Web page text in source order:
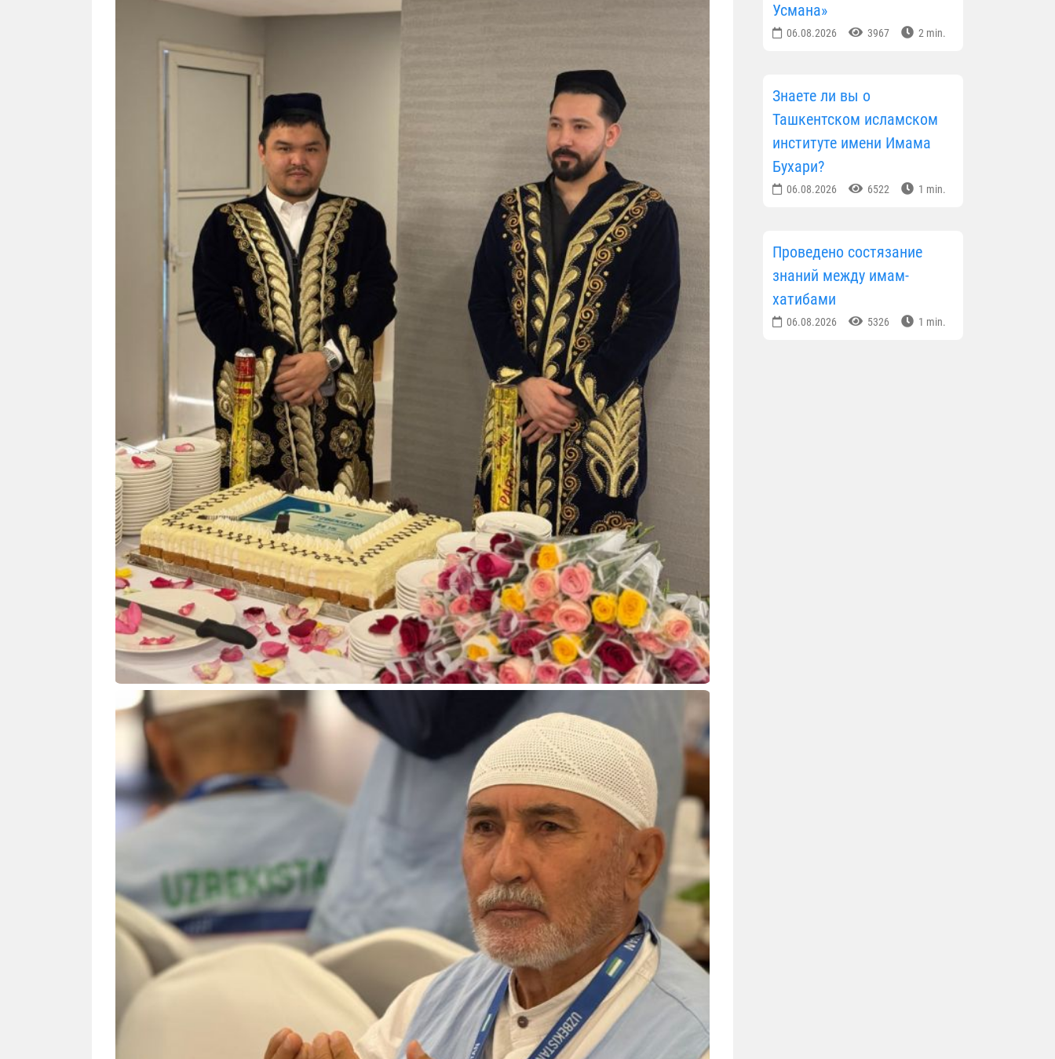
Усмана»
06.08.2026 3967 2 min.
Знаете ли вы о
Ташкентском исламском
институте имени Имама
Бухари?
06.08.2026 6522 1 min.
Проведено состязание
знаний между имам-
хатибами
06.08.2026 5326 1 min.